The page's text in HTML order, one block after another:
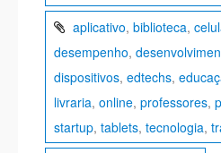
aplicativo,biblioteca,
desempenho,
dispositivos,edtechs,
livraria,online,professores,
startup,tablets,tecnologia,